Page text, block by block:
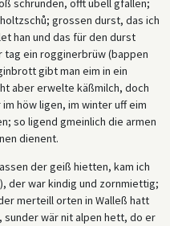
schrunden, offt übell gfallen;
grossen durst, das ich
han und das für den durst
ein rogginerbrüw (bappen
gibt man eim in ein
aber erwelte käßmilch, doch
höw ligen, im winter uff eim
so ligend gmeinlich die armen
dienent.
der geiß hietten, kam ich
der war kindig und zornmiettig;
merteill orten in Walleß hatt
sunder wär nit alpen hett, do er